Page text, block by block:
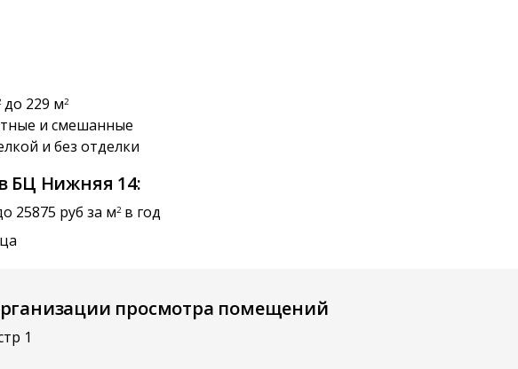
до 229 м2
и смешанные
и без отделки
БЦ Нижняя 14:
25875 руб за м2в год
просмотра помещений
1